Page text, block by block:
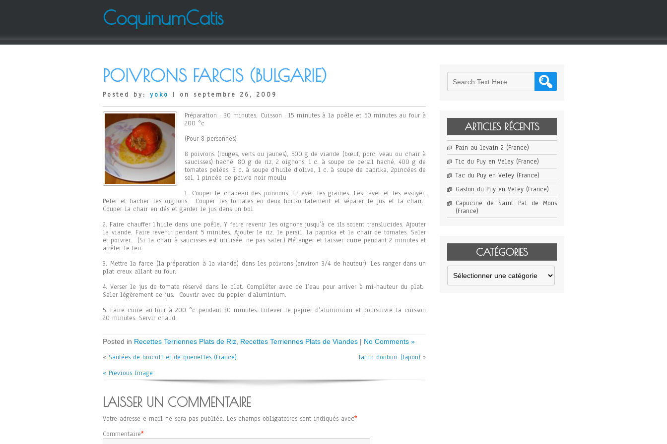
CoquinumCatis
POIVRONS FARCIS (BULGARIE)
Posted by: yoko | on septembre 26, 2009
Préparation : 30 minutes, Cuisson : 15 minutes à la poêle et 50 minutes au four à
200 °c
(Pour 8 personnes)
8 poivrons (rouges, verts ou jaunes), 500 g de viande (bœuf, porc, veau ou chair à
saucisses) haché, 80 g de riz, 2 oignons, 1 c. à soupe de persil haché, 400 g de
tomates pelées, 3 c. à soupe d’huile d’olive, 1 c. à soupe de paprika, 2pincées de
sel, 1 pincée de poivre noir moulu
1. Couper le chapeau des poivrons. Enlever les graines. Les laver et les essuyer.
Peler et hacher les oignons. Couper les tomates en deux horizontalement et séparer le jus et la chair.
Couper la chair en dés et garder le jus dans un bol.
2. Faire chauffer l’huile dans une poêle. Y faire revenir les oignons jusqu’à ce ils soient translucides. Ajouter
la viande. Faire revenir pendant 5 minutes. Ajouter le riz, le persil, la paprika et la chair de tomates. Saler
et poivrer. (Si la chair à saucisses est utilisée, ne pas saler.) Mélanger et laisser cuire pendant 2 minutes et
arrêter le feu.
3. Mettre la farce (la préparation à la viande) dans les poivrons (environ 3/4 de hauteur). Les ranger dans un
plat creux allant au four.
4. Verser le jus de tomate réservé dans le plat. Compléter avec de l’eau pour arriver à mi-hauteur du plat.
Saler légèrement ce jus. Couvrir avec du papier d’aluminium.
5. Faire cuire au four à 200 °c pendant 30 minutes. Enlever le papier d’aluminium et poursuivre la cuisson
20 minutes. Servir chaud.
Posted in Recettes Terriennes Plats de Riz Recettes Terriennes Plats de Viandes | No Comments »
« Sautées de brocoli et de quenelles (France) Tanin donburi (Japon) »
« Previous Image
LAISSER UN COMMENTAIRE
Votre adresse e-mail ne sera pas publiée. Les champs obligatoires sont indiqués avec*
Commentaire*
ARTICLES RÉCENTS
Pain au levain 2 (France)
Tic du Puy en Veley (France)
Tac du Puy en Veley (France)
Gaston du Puy en Veley (France)
Capucine de Saint Pal de Mons
(France)
CATÉGORIES
Catégories